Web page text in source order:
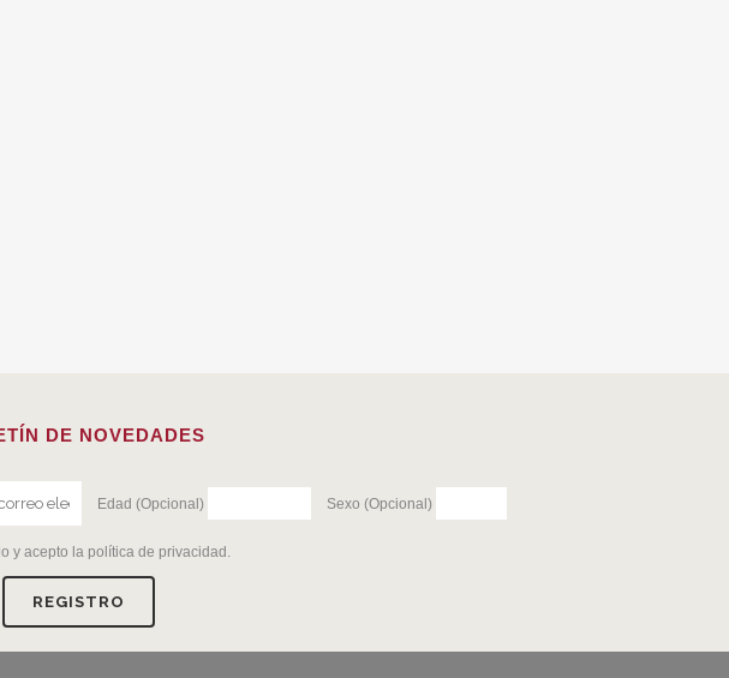
DE NOVEDADES
Edad (Opcional) Sexo (Opcional)
y acepto la política de privacidad .